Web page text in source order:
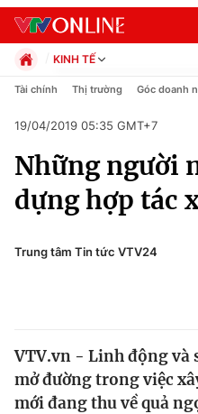
Chuyên mục
Chính trị
Thế giới
KINH TẾ
Chính trị
Pháp luật
Kinh tế
Thể thao
Truyền hình
Y tế
Tài chính Thị trường Góc doanh
19/04/2019 05:35 GMT+7
Những người
dựng hợp tác
Trung tâm Tin tức VTV24
VTV.vn - Linh động và
mở đường trong việc
mới đang thu về quả